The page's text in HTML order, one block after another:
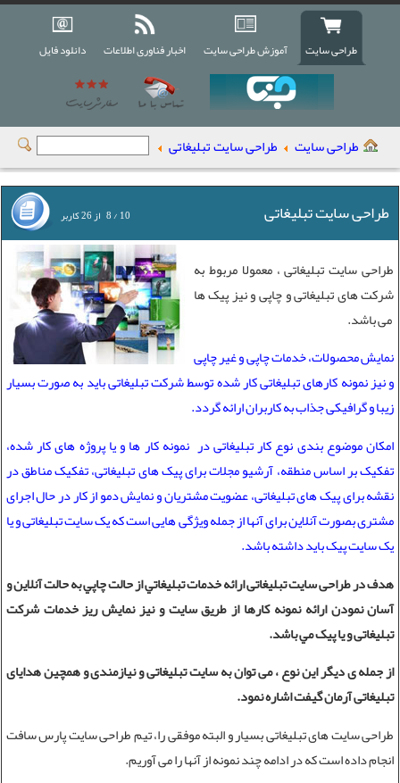
طراحی سایت آموزش طراحی سایت اخبار فناوری اطلاعات دانلود فایل
طراحی سایت طراحی سایت تبلیغاتی
طراحی سایت تبلیغاتی 8/10 از26کاربر
طراحی سایت تبلیغاتی ، معمولا مربوط به
شرکت های تبلیغاتی و چاپی و نیز پیک ها
می باشد.
نمایش محصولات، خدمات چاپی و غیر چاپی
و نیز نمونه کارهای تبلیغاتی کار شده توسط شرکت تبلیغاتی باید به صورت بسیار
زیبا و گرافیکی جذاب به کاربران ارائه گردد.
امکان موضوع بندی نوع کار تبلیغاتی در نمونه کار ها و یا پروژه های کار شده،
تفکیک بر اساس منطقه، آرشیو مجلات برای پیک های تبلیغاتی، تفکیک مناطق در
نقشه برای پیک های تبلیغاتی، عضویت مشتریان و نمایش دمو از کار در حال اجرای
مشتری بصورت آنلاین برای آنها از جمله ویژگی هایی است که یک سایت تبلیغاتی و یا
یک سایت پیک باید داشته باشد.
هدف درطراحی سایت تبلیغاتیارائه خدمات تبليغاتي از حالت چاپي به حالت آنلاين و
آسان نمودن ارائه نمونه کارها از طریق سایت و نیز نمایش ریز خدمات شرکت
تبلیغاتی و یا پیک مي باشد.
از جمله ی دیگر این نوع ، می توان بهسایت تبلیغاتیو نیازمندی و همچینهدایای
تبلیغاتیآرمان گیفت اشاره نمود.
طراحی سایت های تبلیغاتیبسیار و البته موفقی را، تیمطراحی سایتپارس سافت
انجام داده است که در ادامه چند نمونه از آنها را می آوریم.